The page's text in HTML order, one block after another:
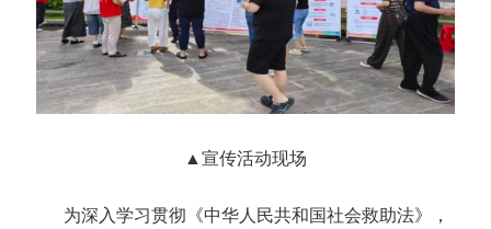
▲宣传活动现场
为深入学习贯彻《中华人民共和国社会救助法》，